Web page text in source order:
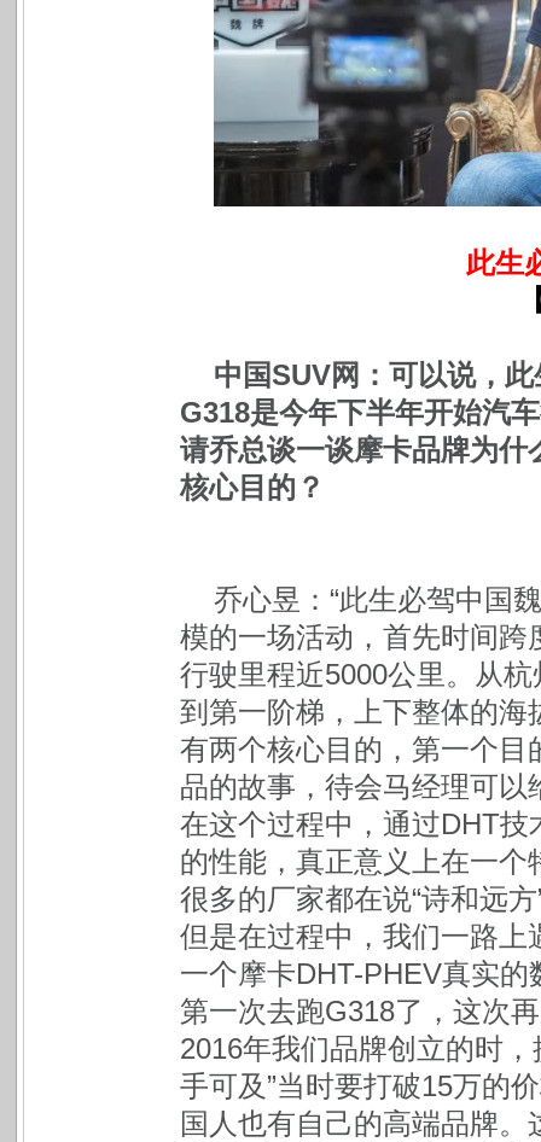
此生
中国SUV网：可以说，
G318是今年下半年开始汽
请乔总谈一谈摩卡品牌为
核心目的？
乔心昱：“此生必驾中国
模的一场活动，首先时间跨
行驶里程近5000公里。从
到第一阶梯，上下整体的海
有两个核心目的，第一个
品的故事，待会马经理可
在这个过程中，通过DHT
的性能，真正意义上在一
很多的厂家都在说“诗和远
但是在过程中，我们一路
一个摩卡DHT-PHEV真实
第一次去跑G318了，这次
2016年我们品牌创立的时
手可及”当时要打破15万的
国人也有自己的高端品牌